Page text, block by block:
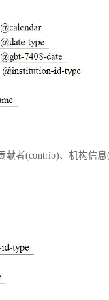
者(contrib)、机构信息